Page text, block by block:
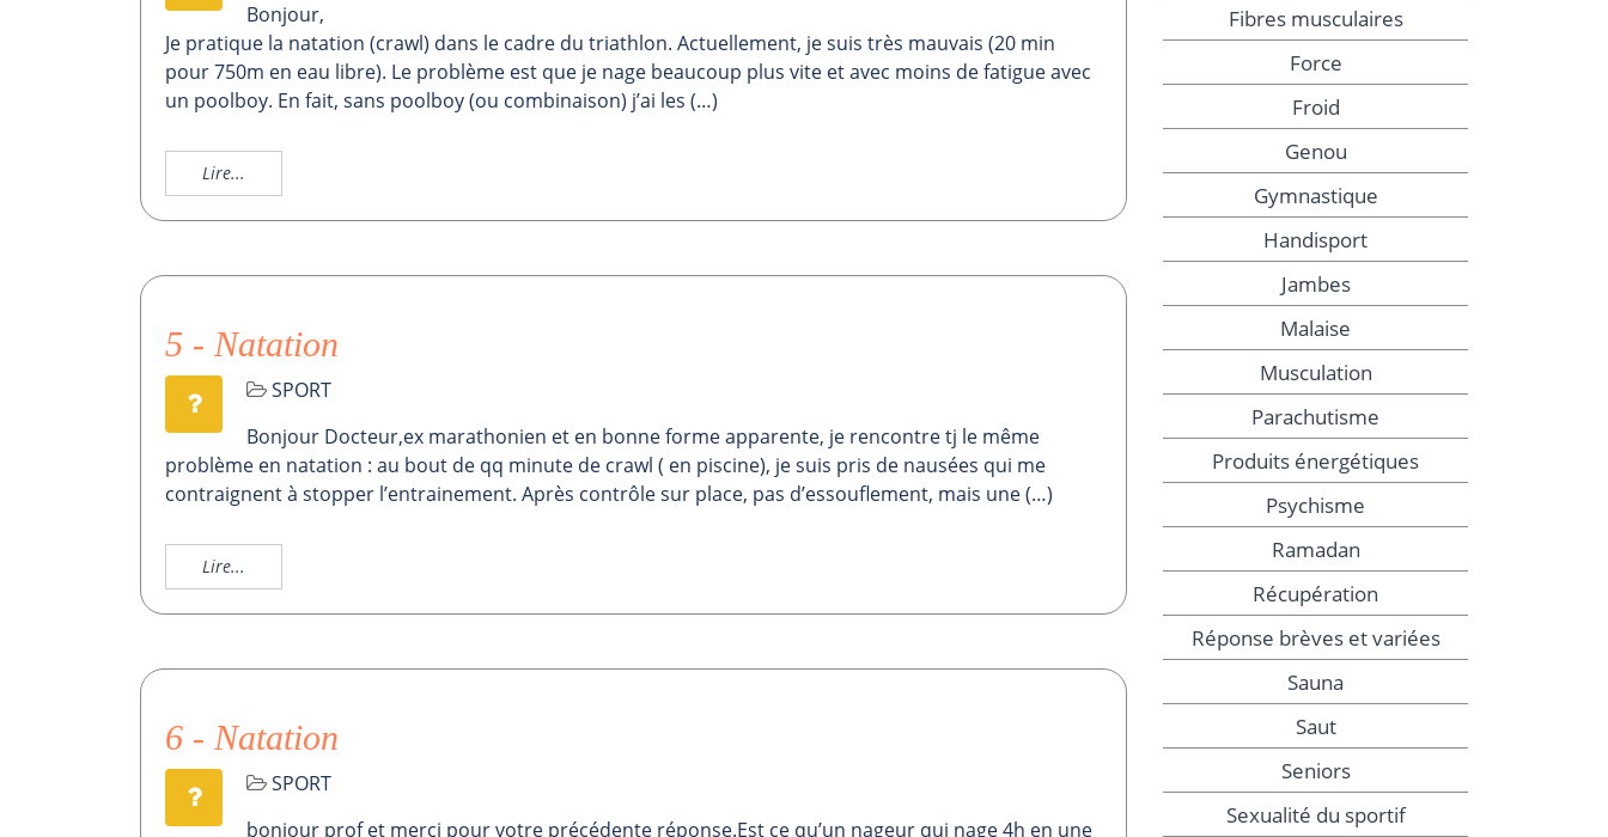
Bonjour,
Je pratique la natation (crawl) dans le cadre du triathlon. Actuellement, je suis très mauvais (20 min
pour 750m en eau libre). Le problème est que je nage beaucoup plus vite et avec moins de fatigue avec
un poolboy. En fait, sans poolboy (ou combinaison) j’ai les (…)
Lire...
5 - Natation
SPORT
Bonjour Docteur,ex marathonien et en bonne forme apparente, je rencontre tj le même
problème en natation : au bout de qq minute de crawl ( en piscine), je suis pris de nausées qui me
contraignent à stopper l’entrainement. Après contrôle sur place, pas d’essouflement, mais une (…)
Lire...
6 - Natation
SPORT
bonjour prof et merci pour votre précédente réponse.Est ce qu’un nageur qui nage 4h en une
Fibres musculaires
Force
Froid
Genou
Gymnastique
Handisport
Jambes
Malaise
Musculation
Parachutisme
Produits énergétiques
Psychisme
Ramadan
Récupération
Réponse brèves et variées
Sauna
Saut
Seniors
Sexualité du sportif